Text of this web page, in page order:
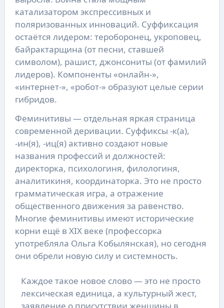
катализатором экспрессивных и
поляризованных инноваций. Суффиксация
остаётся лидером: тероборонец, укроповец,
байрактарщина (от песни, ставшей
символом), рашист, джонсониты (от фамилий
лидеров). Компоненты «онлайн-»,
«интернет-», «робот-» образуют целые серии
гибридов.
Феминитивы — отдельная яркая страница
современной деривации. Суффиксы -к(а),
-ин(я), -иц(я) активно создают новые
названия профессий и должностей:
директорка, психологиня, филологиня,
аналитикиня, координаторка. Это не просто
грамматическая игра, а отражение
общественного движения за равенство.
Многие феминитивы имеют исторические
корни ещё в XIX веке (профессорка
употребляла Ольга Кобылянская), но сегодня
они обрели новую силу и системность.
Каждое такое новое слово — это не просто
лексическая единица, а культурный жест,